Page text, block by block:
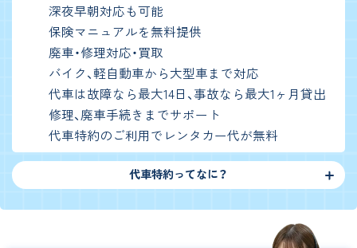
深夜早朝対応も可能
保険マニュアルを無料提供
廃車・修理対応・買取
バイク、軽自動車から大型車まで対応
代車は故障なら最大14日、事故なら最大1ヶ月貸出
修理、廃車手続きまでサポート
代車特約のご利用でレンタカー代が無料
代車特約ってなに？